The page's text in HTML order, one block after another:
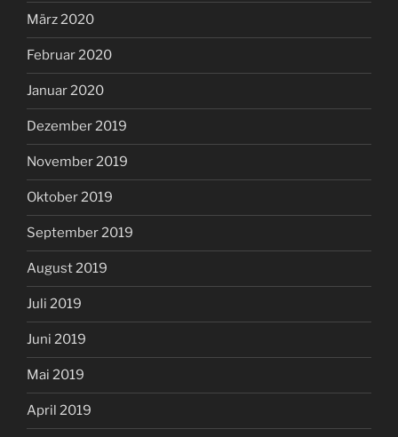
März 2020
Februar 2020
Januar 2020
Dezember 2019
November 2019
Oktober 2019
September 2019
August 2019
Juli 2019
Juni 2019
Mai 2019
April 2019